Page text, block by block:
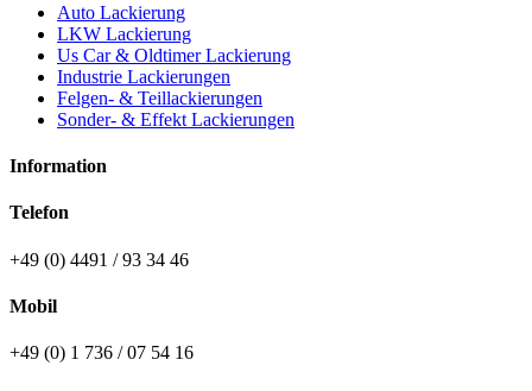
Auto Lackierung
LKW Lackierung
Us Car & Oldtimer Lackierung
Industrie Lackierungen
Felgen- & Teillackierungen
Sonder- & Effekt Lackierungen
Information
Telefon
+49 (0) 4491 / 93 34 46
Mobil
+49 (0) 1 736 / 07 54 16